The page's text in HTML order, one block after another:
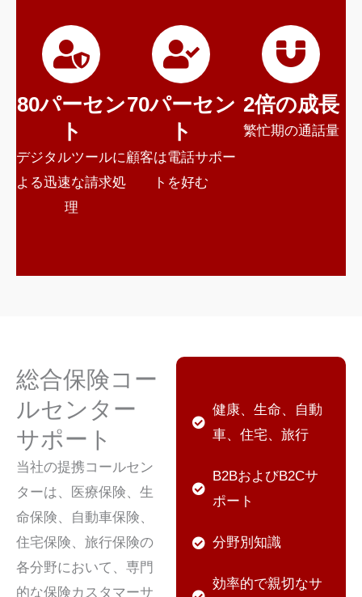
80パーセン
ト
デジタルツールに
よる迅速な請求処
理
70パーセン
ト
顧客は電話サポー
トを好む
2倍の成長
繁忙期の通話量
総合保険コー
ルセンター
サポート
当社の提携コールセン
ターは、医療保険、生
命保険、自動車保険、
住宅保険、旅行保険の
各分野において、専門
的な保険カスタマーサ
健康、生命、自動
車、住宅、旅行
B2BおよびB2Cサ
ポート
分野別知識
効率的で親切なサ